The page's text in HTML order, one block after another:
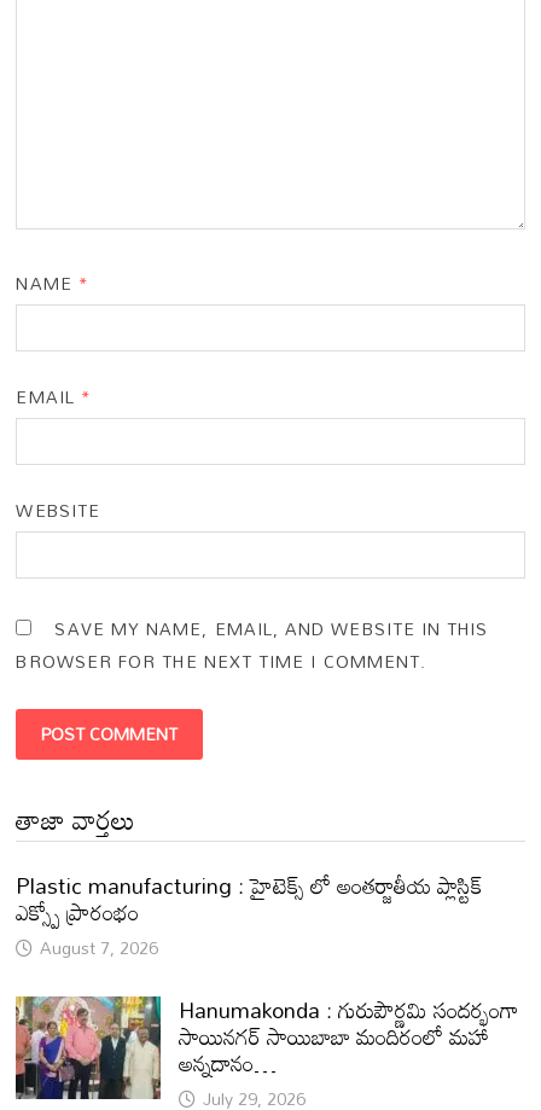
NAME *
EMAIL *
WEBSITE
SAVE MY NAME, EMAIL, AND WEBSITE IN THIS
BROWSER FOR THE NEXT TIME I COMMENT.
తాజా వార్తలు
Plastic manufacturing : హైటెక్స్ లో అంతర్జాతీయ ప్లాస్టిక్
ఎక్స్పో ప్రారంభం
August 7, 2026
Hanumakonda : గురుపౌర్ణమి సందర్భంగా
సాయినగర్‌ సాయిబాబా మందిరంలో మహా
అన్నదానం…
July 29, 2026